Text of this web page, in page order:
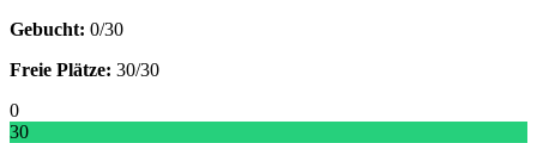
Gebucht: 0/30
Freie Plätze: 30/30
0
30